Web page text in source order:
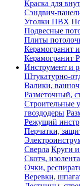
Краска для
Сэндвич-
Уголки ПВХ
Подвесные
Плиты
Керамогранит
Керамогранит
Инструмент и
Штукатурно-
Валики,
Разметочный,
Строительные
гвоздодеры
Режущий
Перчатки,
Сверла Круги
Скотч, изолента
Очки,
Веревки,